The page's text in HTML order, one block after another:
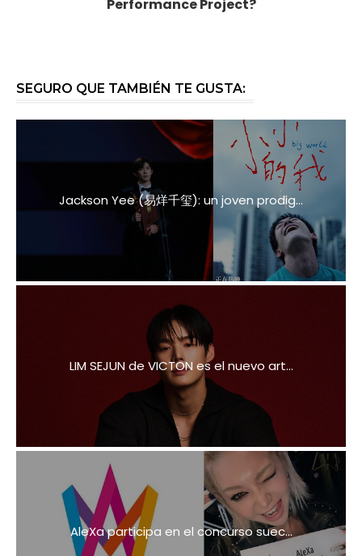
Performance Project?
SEGURO QUE TAMBIÉN TE GUSTA:
Jackson Yee (易烊千玺): un joven prodig...
LIM SEJUN de VICTON es el nuevo art...
AleXa participa en el concurso suec...